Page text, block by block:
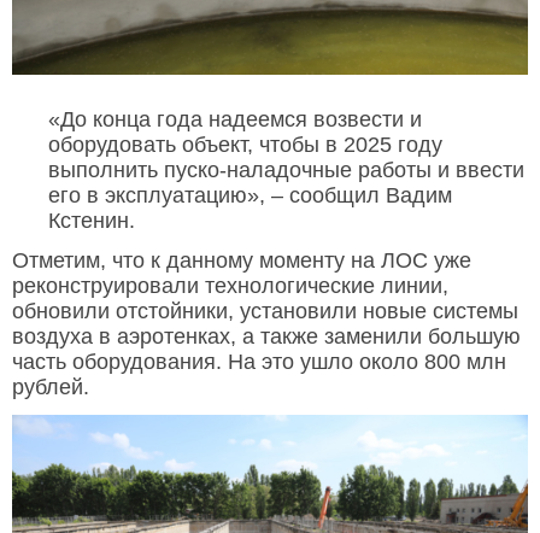
«До конца года надеемся возвести и
оборудовать объект, чтобы в 2025 году
выполнить пуско-наладочные работы и ввести
его в эксплуатацию», – сообщил Вадим
Кстенин.
Отметим, что к данному моменту на ЛОС уже
реконструировали технологические линии,
обновили отстойники, установили новые системы
воздуха в аэротенках, а также заменили большую
часть оборудования. На это ушло около 800 млн
рублей.